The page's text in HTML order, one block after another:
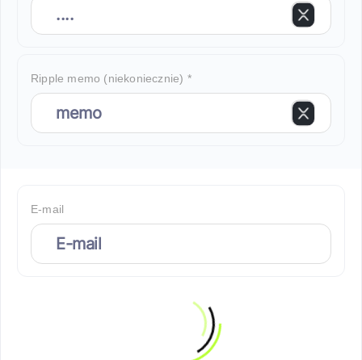
Ripple memo (niekoniecznie) *
E-mail